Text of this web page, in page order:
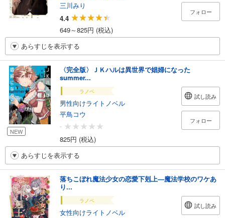
三川みり
4.4
649～825円 (税込)
フォロー
あらすじを表示する
NEW
〈完全版〉ＪＫハルは異世界で娼婦になった
summer...
ラノベ
男性向けライトノベル
平鳥コウ
-
825円 (税込)
試し読み
フォロー
あらすじを表示する
落ちこぼれ魔法少女の恋愛下剋上―魔法学校のワケあ
り...
ラノベ
女性向けライトノベル
試し読み